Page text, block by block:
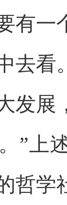
有一
去看
发展
”上
哲学